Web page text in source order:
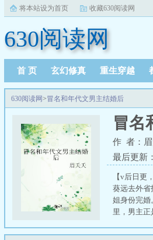
将本站设为首页 收藏630阅读网
630阅读网
首 页 玄幻修真 重生穿越
630阅读网>冒名和年代文男主结婚后
冒名
作 者：
最后更新
【v后日更
葵远去外省
姐身份完婚
里，男主
离婚后也有